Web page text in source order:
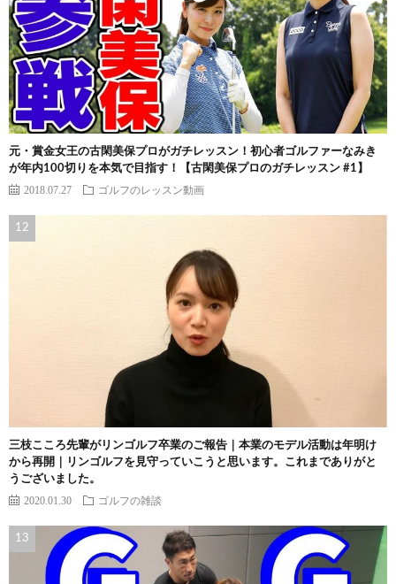
元・賞金女王の古閑美保プロがガチレッスン！初心者ゴルファーなみき
が年内100切りを本気で目指す！【古閑美保プロのガチレッスン #1】
2018.07.27 ゴルフのレッスン動画
三枝こころ先輩がリンゴルフ卒業のご報告｜本業のモデル活動は年明け
から再開｜リンゴルフを見守っていこうと思います。これまでありがと
うございました。
2020.01.30 ゴルフの雑談